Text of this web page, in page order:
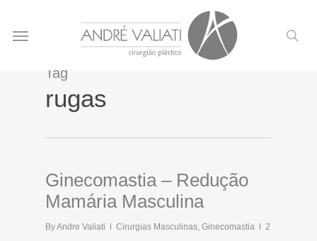
Tag
rugas
Ginecomastia – Redução
Mamária Masculina
ByAndre Valiati Cirurgias Masculinas, Ginecomastia
2